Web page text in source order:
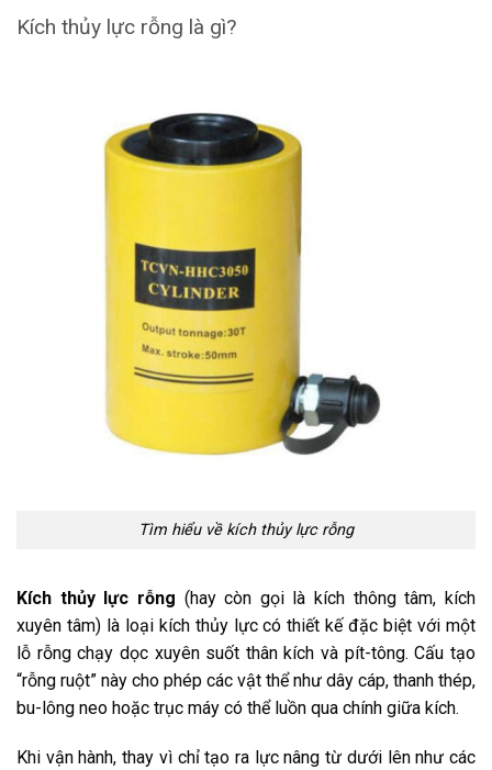
Kích thủy lực rỗng là gì?
Tìm hiểu về kích thủy lực rỗng
Kích thủy lực rỗng (hay còn gọi là kích thông tâm, kích
xuyên tâm) là loại kích thủy lực có thiết kế đặc biệt với một
lỗ rỗng chạy dọc xuyên suốt thân kích và pít-tông. Cấu tạo
“rỗng ruột” này cho phép các vật thể như dây cáp, thanh thép,
bu-lông neo hoặc trục máy có thể luồn qua chính giữa kích.
Khi vận hành, thay vì chỉ tạo ra lực nâng từ dưới lên như các